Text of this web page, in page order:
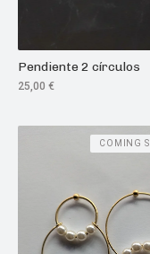
Pendiente 2 círculos
25,00 €
COMING